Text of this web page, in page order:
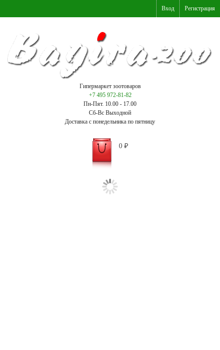
Вход Регистрация
Гипермаркет зоотоваров
+7 495 972-81-82
Пн-Пят. 10.00 - 17.00
Сб-Вс Выходной
Доставка с понедельника по пятницу
0 ₽